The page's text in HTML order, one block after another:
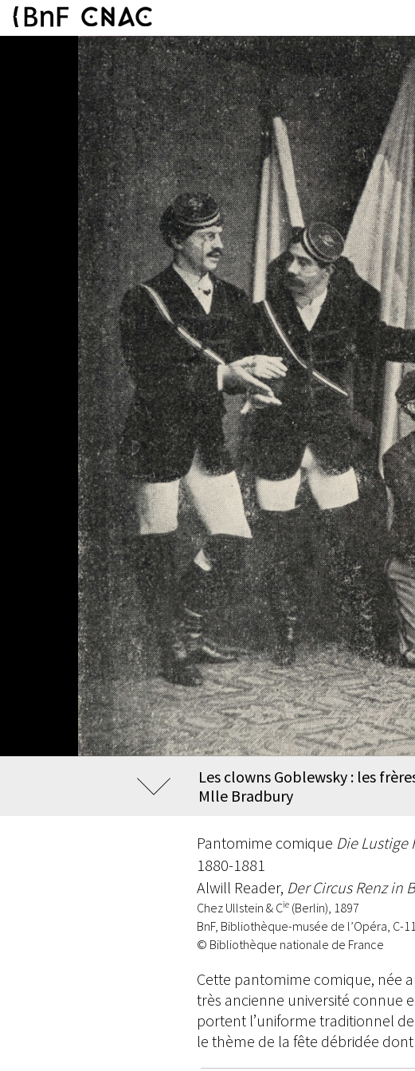
Les clowns Goblewsky : les
Mlle Bradbury
Pantomime comique Die Lustige
1880-1881
Alwill Reader, Der Circus Renz in
Chez Ullstein & Cie (Berlin), 1897
BnF, Bibliothèque-musée de l’Opéra, C-
© Bibliothèque nationale de France
Cette pantomime comique, née
très ancienne université connue
portent l’uniforme traditionnel
le thème de la fête débridée